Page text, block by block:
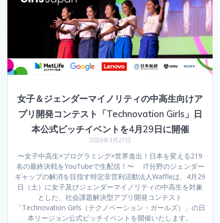
女子＆ジェンダーマイノリティの中高生向けア
プリ開発コンテスト「Technovation Girls」日
本公式ピッチイベントを4月29日に開催
2023年3月27日
〜女子中高生×プログラミング×世界進出！日本を変える219
名の最終決戦をYouTubeで生配信！〜 IT分野のジェンダー
ギャップの解消を目指す特定非営利活動法人Waffleは、4月29
日（土）に女子及びジェンダーマイノリティの中高生を対象
とした、社会課題解決型アプリ開発コンテスト
「Technovation Girls（テクノベーション・ガールズ）」の日
本リージョン公式ピッチイベントを開催いたします。